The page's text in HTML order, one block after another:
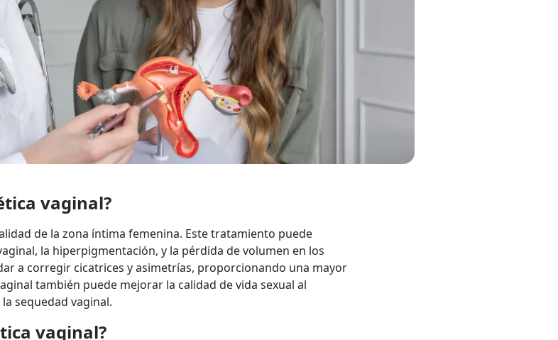
vaginal?
de la zona íntima femenina. Este tratamiento puede
la hiperpigmentación, y la pérdida de volumen en los
a corregir cicatrices y asimetrías, proporcionando una mayor
también puede mejorar la calidad de vida sexual al
sequedad vaginal.
vaginal?